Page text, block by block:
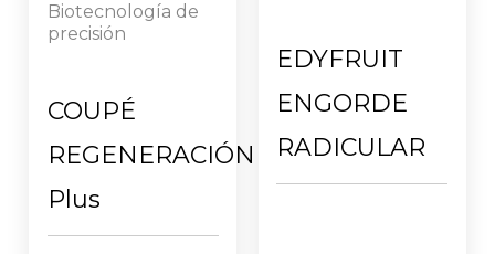
Biotecnología de
precisión
COUPÉ
REGENERACIÓN
Plus
EDYFRUIT
ENGORDE
RADICULAR